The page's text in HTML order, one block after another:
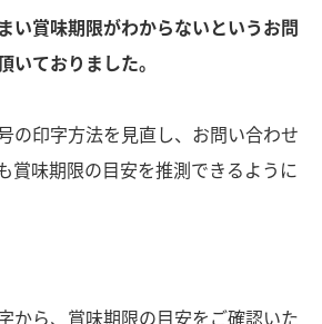
イト
い賞味期限がわからないというお問
いておりました。
の印字方法を見直し、お問い合わせ
賞味期限の目安を推測できるように
から、賞味期限の目安をご確認いた